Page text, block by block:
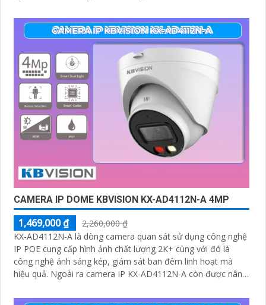
CAMERA IP DOME KBVISION KX-AD4112N-A 4MP
1,469,000 ₫
2,260,000 ₫
KX-AD4112N-A là dòng camera quan sát sử dụng công nghệ
IP POE cung cấp hình ảnh chất lượng 2K+ cùng với đó là
công nghệ ánh sáng kép, giám sát ban đêm linh hoạt mà
hiệu quả. Ngoài ra camera IP KX-AD4112N-A còn được nâng
người chính xác